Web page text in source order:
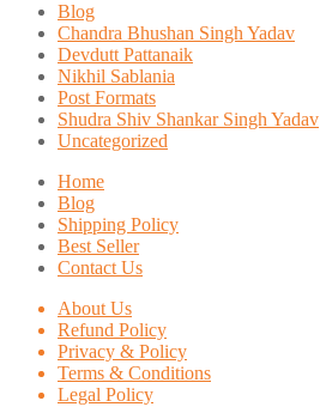
Blog
Chandra Bhushan Singh Yadav
Devdutt Pattanaik
Nikhil Sablania
Post Formats
Shudra Shiv Shankar Singh Yadav
Uncategorized
Home
Blog
Shipping Policy
Best Seller
Contact Us
About Us
Refund Policy
Privacy & Policy
Terms & Conditions
Legal Policy